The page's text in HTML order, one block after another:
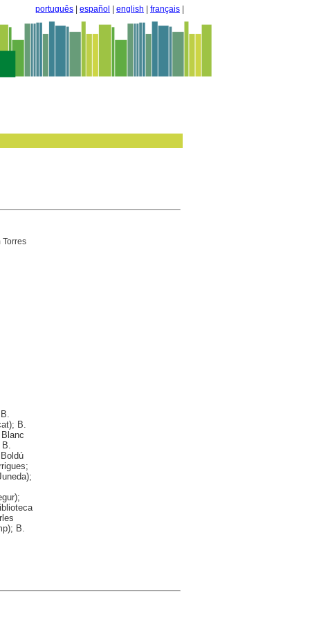
português español english français
Torres
B.
B.